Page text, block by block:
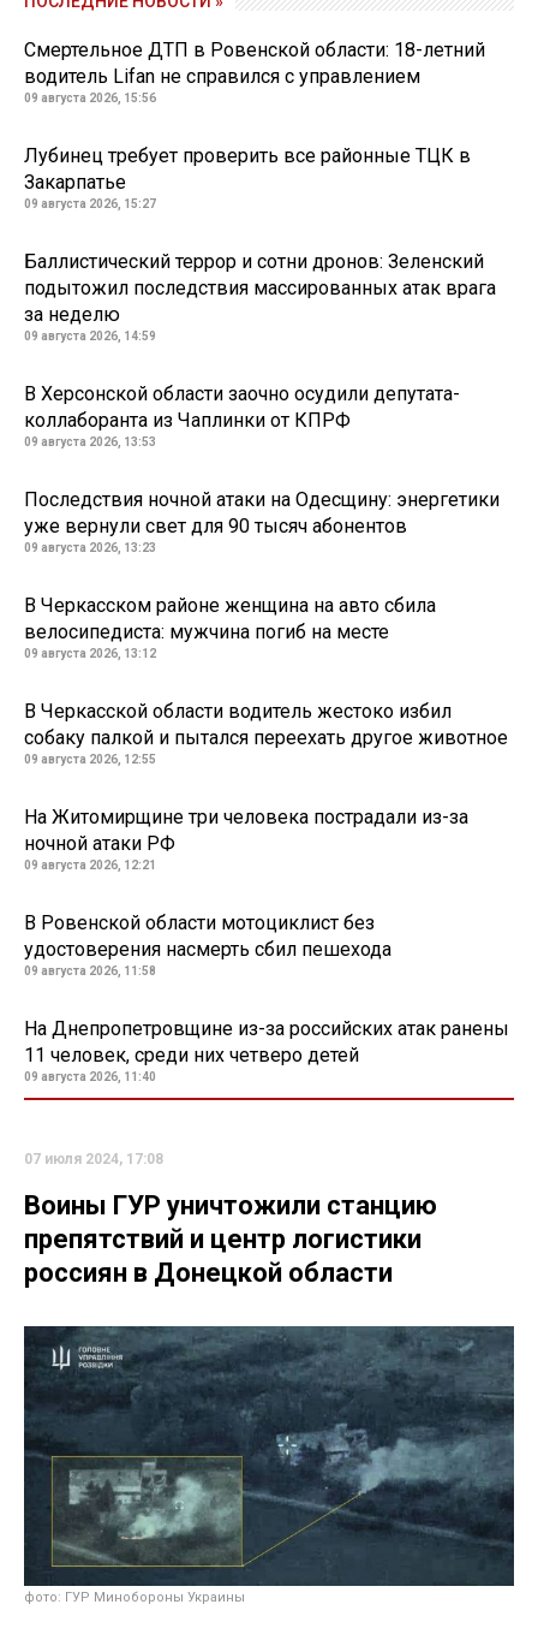
Смертельное ДТП в Ровенской области: 18-летний
водитель Lifan не справился с управлением
09 августа 2026, 15:56
Лубинец требует проверить все районные ТЦК в
Закарпатье
09 августа 2026, 15:27
Баллистический террор и сотни дронов: Зеленский
подытожил последствия массированных атак врага
за неделю
09 августа 2026, 14:59
В Херсонской области заочно осудили депутата-
коллаборанта из Чаплинки от КПРФ
09 августа 2026, 13:53
Последствия ночной атаки на Одесщину: энергетики
уже вернули свет для 90 тысяч абонентов
09 августа 2026, 13:23
В Черкасском районе женщина на авто сбила
велосипедиста: мужчина погиб на месте
09 августа 2026, 13:12
В Черкасской области водитель жестоко избил
собаку палкой и пытался переехать другое животное
09 августа 2026, 12:55
На Житомирщине три человека пострадали из-за
ночной атаки РФ
09 августа 2026, 12:21
В Ровенской области мотоциклист без
удостоверения насмерть сбил пешехода
09 августа 2026, 11:58
На Днепропетровщине из-за российских атак ранены
11 человек, среди них четверо детей
09 августа 2026, 11:40
07 июля 2024, 17:08
Воины ГУР уничтожили станцию
препятствий и центр логистики
россиян в Донецкой области
фото: ГУР Минобороны Украины